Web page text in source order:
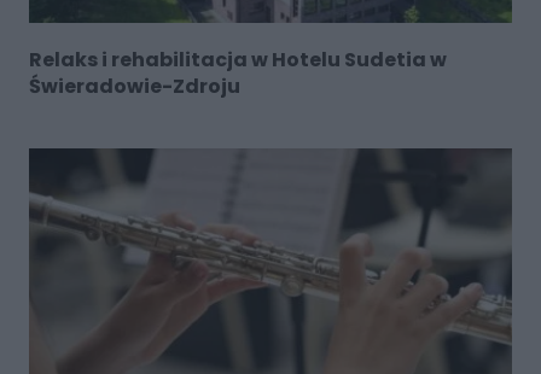
Relaks i rehabilitacja w Hotelu Sudetia w
Świeradowie-Zdroju